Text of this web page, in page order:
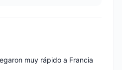
muy rápido a Francia